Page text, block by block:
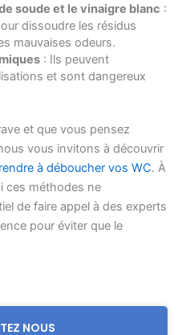
soude et le vinaigre blanc :
dissoudre les résidus
mauvaises odeurs.
: Ils peuvent
et sont dangereux
et que vous pensez
vous invitons à découvrir
à déboucher vos WC. À
ces méthodes ne
de faire appel à des experts
pour éviter que le
NOUS